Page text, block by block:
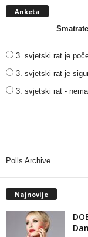
Anketa
3. svjetski rat je
3. svjetski rat je
3. svjetski rat -
Polls Archive
Najnovije